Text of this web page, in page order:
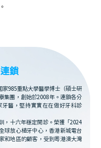
鎖
985重點大學醫學博士（碩士研
集團，創始於2008年。連鎖各分
醫，堅持實實在在做好牙科診
，十六年穩定開診。榮獲「2024
球放心植牙中心，香港新城電台
和地區的顧客，受到粵港澳大灣